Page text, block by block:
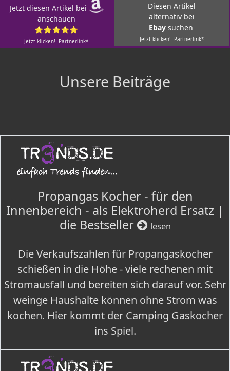
Jetzt diesen Artikel bei
anschauen
⭐⭐⭐⭐⭐
Jetzt klicken!- Partnerlink*
Diesen Artikel
alternativ bei
Ebay suchen
Jetzt klicken!- Partnerlink*
Unsere Beiträge
Propangas Kocher - für den
Innenbereich - als Elektroherd Ersatz |
die Bestseller
lesen
Die Verkaufszahlen für Propangaskocher
schießen in die Höhe - viele rechenen mit
Stromausfall und bereiten sich darauf vor. Sehr
weinge Haushalte können ohne Strom was
kochen. Hier kommt der Camping Gaskocher
ins Spiel.